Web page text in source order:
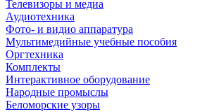
Телевизоры и медиа
Аудиотехника
Фото- и видио аппаратура
Мультимедийные учебные пособия
Оргтехника
Комплекты
Интерактивное оборудование
Народные промыслы
Беломорские узоры